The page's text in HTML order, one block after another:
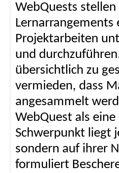
WebQuests
Projektarbeiten
und
übersichtlich zu
vermieden, dass
angesammelt
WebQuest als
Schwerpunkt liegt
sondern auf ihrer
formuliert